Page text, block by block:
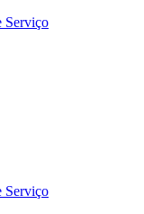
Serviço
Serviço